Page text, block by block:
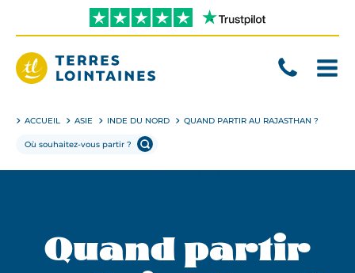
directement
contenu
ACCUEIL ASIE INDE DU NORD QUAND PARTIR AU RAJASTHAN ?
Quand partir